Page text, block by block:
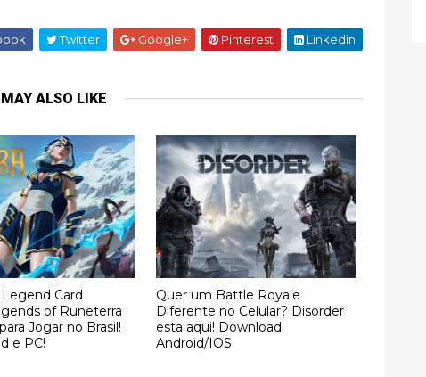
Twitter Google+ Pinterest Linkedin
ALSO LIKE
Card
of Runeterra
Jogar no Brasil!
e PC!
Quer um Battle Royale
Diferente no Celular? Disorder
esta aqui! Download
Android/IOS